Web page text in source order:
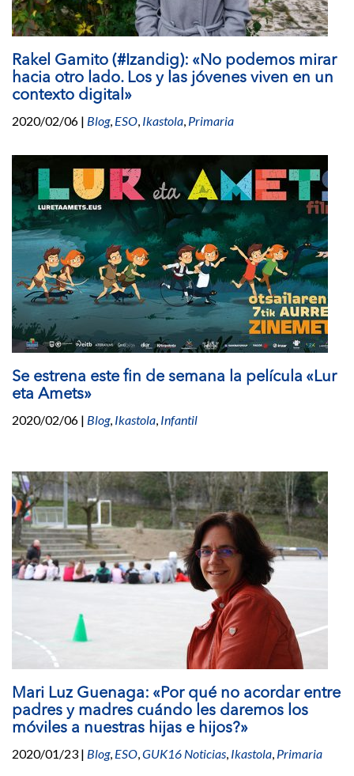
Rakel Gamito (#Izandig): «No podemos mirar
hacia otro lado. Los y las jóvenes viven en un
contexto digital»
2020/02/06 | Blog, ESO, Ikastola, Primaria
Se estrena este fin de semana la película «Lur
eta Amets»
2020/02/06 | Blog, Ikastola, Infantil
Mari Luz Guenaga: «Por qué no acordar entre
padres y madres cuándo les daremos los
móviles a nuestras hijas e hijos?»
2020/01/23 | Blog, ESO,GUK16 Noticias, Ikastola, Primaria